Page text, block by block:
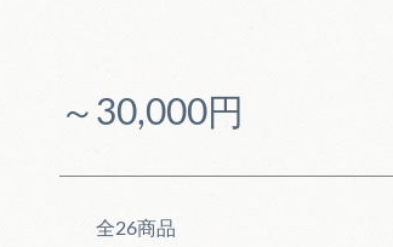
～30,000円
全26商品